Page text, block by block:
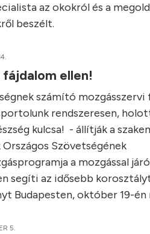
az okokról és a
beszélt.
fájdalom ellen!
számító mozgásszervi
rendszeresen,
kulcsa! - állítják a
Országos Szövetségének
a mozgással
segíti az idősebb
Budapesten, október 19-én
5.